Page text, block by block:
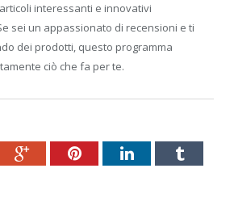
interessanti e innovativi
sei un appassionato di recensioni e ti
dei prodotti, questo programma
ciò che fa per te.
Google+PinterestLinkedInTumblr